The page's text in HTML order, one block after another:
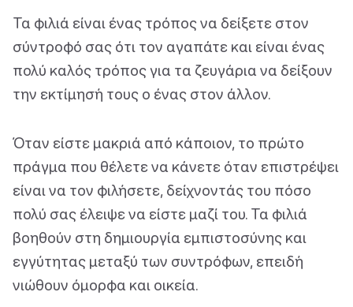
Τα φιλιά είναι ένας τρόπος να δείξετε στον
σύντροφό σας ότι τον αγαπάτε και είναι ένας
πολύ καλός τρόπος για τα ζευγάρια να δείξουν
την εκτίμησή τους ο ένας στον άλλον.
Όταν είστε μακριά από κάποιον, το πρώτο
πράγμα που θέλετε να κάνετε όταν επιστρέψει
είναι να τον φιλήσετε, δείχνοντάς του πόσο
πολύ σας έλειψε να είστε μαζί του. Τα φιλιά
βοηθούν στη δημιουργία εμπιστοσύνης και
εγγύτητας μεταξύ των συντρόφων, επειδή
νιώθουν όμορφα και οικεία.